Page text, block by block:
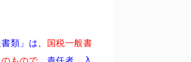
」は、 国税一般書